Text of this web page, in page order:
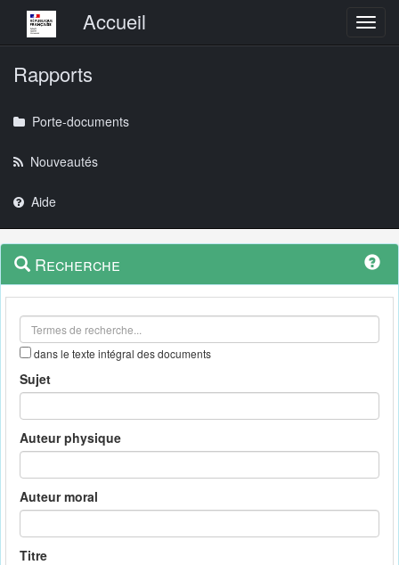
Menu principalAccueil
Rapports
Porte-documents
Nouveautés
Aide
Navigation
outils
Menu
contextuel
Recherche
dans le texte intégral des documents
Sujet
Auteur physique
Auteur moral
Titre